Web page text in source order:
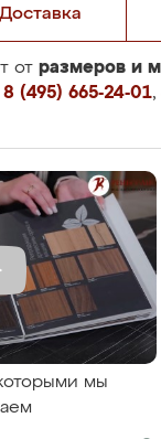
Доставка
от размеров и
8 (495) 665-24-01,
мы